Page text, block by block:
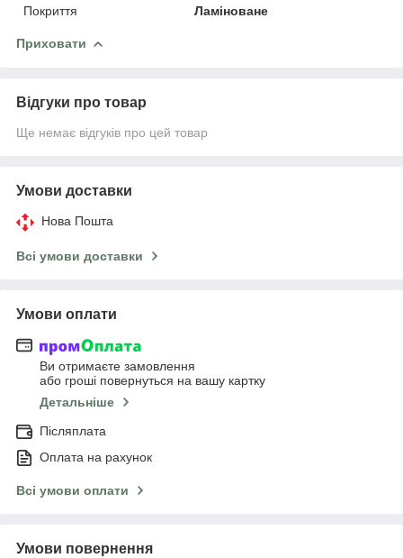
Покриття
Ламіноване
Приховати
Відгуки про товар
Ще немає відгуків про цей товар
Умови доставки
Нова Пошта
Всі умови доставки
Умови оплати
Ви отримаєте замовлення
або гроші повернуться на вашу картку
Детальніше
Післяплата
Оплата на рахунок
Всі умови оплати
Умови повернення